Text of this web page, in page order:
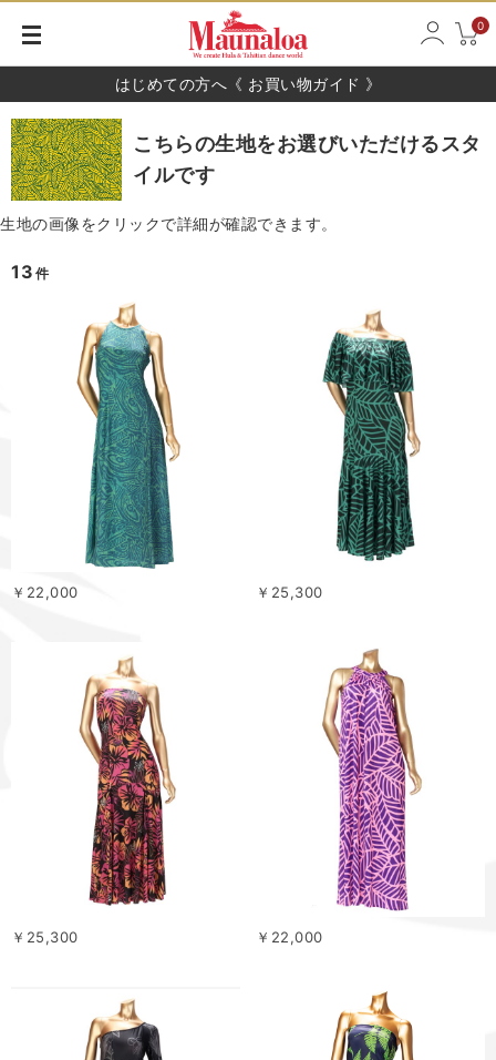
0
はじめての方へ《 お買い物ガイド 》
こちらの生地をお選びいただけるスタ
イルです
生地の画像をクリックで詳細が確認できます。
13 件
￥22,000 ￥25,300
￥25,300 ￥22,000